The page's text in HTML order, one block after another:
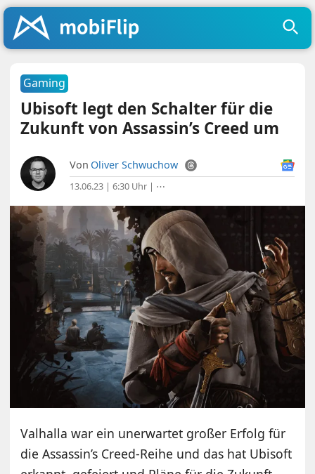
Gaming
Ubisoft legt den Schalter für die
Zukunft von Assassin’s Creed um
Von Oliver Schwuchow
13.06.23 | 6:30 Uhr | ⋯
Valhalla war ein unerwartet großer Erfolg für
die Assassin’s Creed-Reihe und das hat Ubisoft